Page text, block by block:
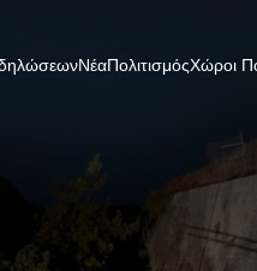
ΝέαΠολιτισμόςΧώροι